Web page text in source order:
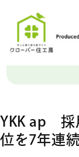
YKK ap 採
位を7年連